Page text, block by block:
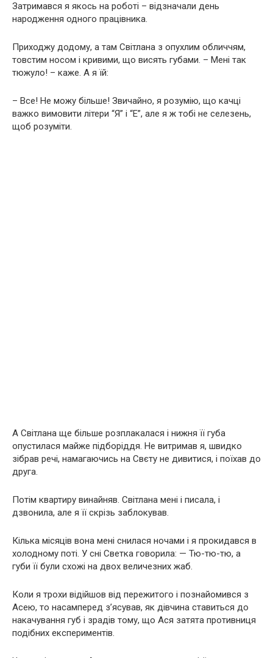
Затримався я якось на роботі – відзначали день
народження одного працівника.
Приходжу додому, а там Світлана з опухлим обличчям,
товстим носом і кривими, що висять губами. – Мені так
тюжуло! – каже. А я їй:
– Все! Не можу більше! Звичайно, я розумію, що качці
важко вимовити літери “Я” і “Е”, але я ж тобі не селезень,
щоб розуміти.
А Світлана ще більше розплакалася і нижня її губа
опустилася майже підборіддя. Не витримав я, швидко
зібрав речі, намагаючись на Свєту не дивитися, і поїхав до
друга.
Потім квартиру винайняв. Світлана мені і писала, і
дзвонила, але я її скрізь заблокував.
Кілька місяців вона мені снилася ночами і я прокидався в
холодному поті. У сні Светка говорила: — Тю-тю-тю, а
губи її були схожі на двох величезних жаб.
Коли я трохи відійшов від пережитого і познайомився з
Асею, то насамперед з’ясував, як дівчина ставиться до
накачування губ і зрадів тому, що Ася затята противниця
подібних експериментів.